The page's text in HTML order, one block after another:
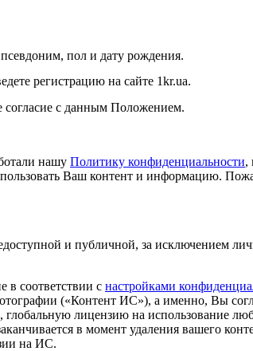
пол и дату рождения.
регистрацию на сайте 1kr.ua.
согласие с данным Положением.
нашу Политику конфиденциальности,
Ваш контент и информацию.
и публичной, за исключением
в соответствии с настройками
(«Контент ИС»), а именно, Вы
глобальную лицензию на использование
в момент удаления вашего
на ИС.